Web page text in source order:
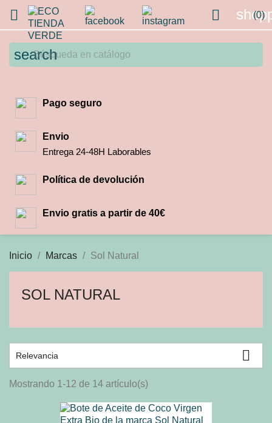
 (0)

search
Pago seguro
Envio
Entrega 24-48H Laborables
Política de devolución
Envio gratis a partir de 40€
Inicio Marcas Sol Natural
SOL NATURAL
Relevancia 
Mostrando 1-12 de 14 artículo(s)